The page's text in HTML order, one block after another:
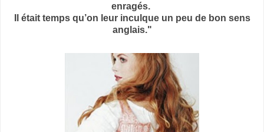
enragés.
Il était temps qu’on leur inculque un peu de bon sens
anglais."